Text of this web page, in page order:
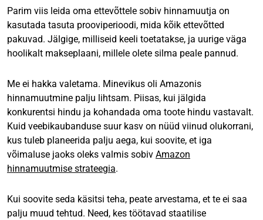
Parim viis leida oma ettevõttele sobiv hinnamuutja on
kasutada tasuta prooviperioodi, mida kõik ettevõtted
pakuvad. Jälgige, milliseid keeli toetatakse, ja uurige väga
hoolikalt makseplaani, millele olete silma peale pannud.
Me ei hakka valetama. Minevikus oli Amazonis
hinnamuutmine palju lihtsam. Piisas, kui jälgida
konkurentsi hindu ja kohandada oma toote hindu vastavalt.
Kuid veebikaubanduse suur kasv on nüüd viinud olukorrani,
kus tuleb planeerida palju aega, kui soovite, et iga
võimaluse jaoks oleks valmis sobiv Amazon
hinnamuutmise strateegia.
Kui soovite seda käsitsi teha, peate arvestama, et te ei saa
palju muud tehtud. Need, kes töötavad staatilise